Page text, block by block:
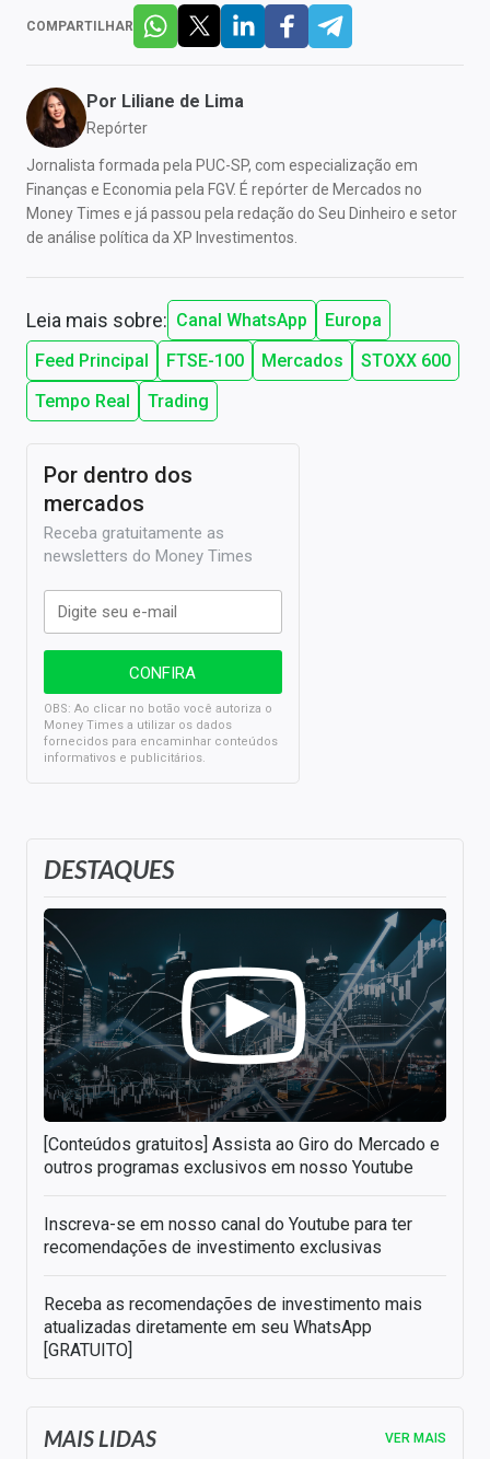
COMPARTILHAR
Por Liliane de Lima
Repórter
Jornalista formada pela PUC-SP, com especialização em
Finanças e Economia pela FGV. É repórter de Mercados no
Money Times e já passou pela redação do Seu Dinheiro e setor
de análise política da XP Investimentos.
Leia mais sobre: Canal WhatsApp
Europa
Feed Principal
FTSE-100 Mercados
STOXX 600
Tempo Real
Trading
DESTAQUES
[Conteúdos gratuitos] Assista ao Giro do Mercado e
outros programas exclusivos em nosso Youtube
Inscreva-se em nosso canal do Youtube para ter
recomendações de investimento exclusivas
Receba as recomendações de investimento mais
atualizadas diretamente em seu WhatsApp
[GRATUITO]
Por dentro dos
mercados
Receba gratuitamente as
newsletters do Money Times
OBS: Ao clicar no botão você autoriza o
Money Times a utilizar os dados
fornecidos para encaminhar conteúdos
informativos e publicitários.
MAIS LIDAS VER MAIS